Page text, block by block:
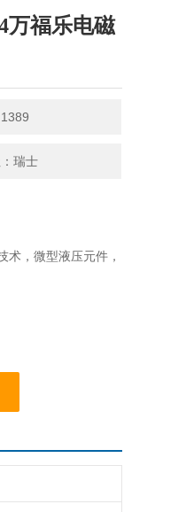
万福乐电磁
瑞士
术，微型液压元件，